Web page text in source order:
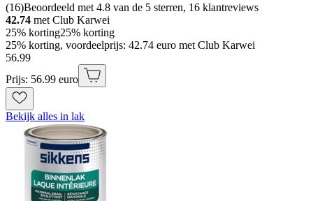
(16)Beoordeeld met 4.8 van de 5 sterren, 16 klantreviews
42.74 met Club Karwei
25% korting25% korting
25% korting, voordeelprijs: 42.74 euro met Club Karwei
56.99
Prijs: 56.99 euro
Bekijk alles in lak